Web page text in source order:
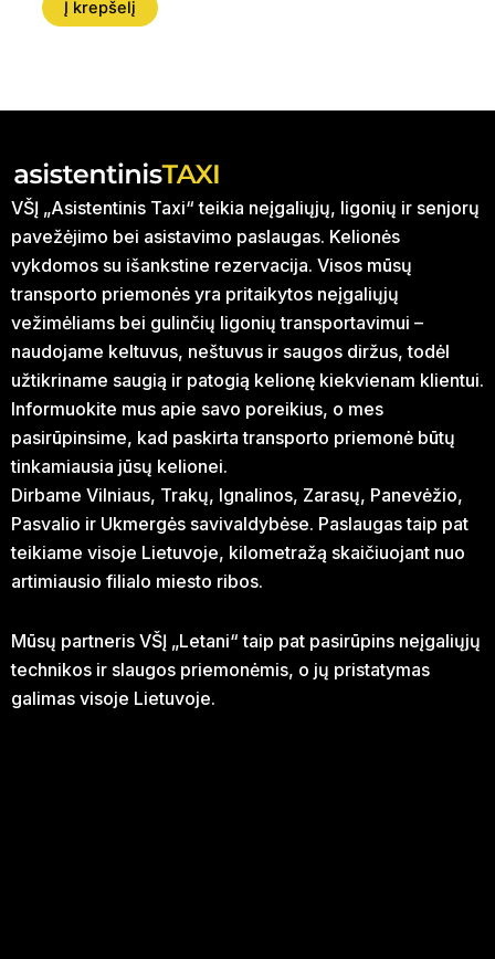
Į krepšelį
VŠĮ „Asistentinis Taxi“ teikia neįgaliųjų, ligonių ir senjorų
pavežėjimo bei asistavimo paslaugas. Kelionės
vykdomos su išankstine rezervacija. Visos mūsų
transporto priemonės yra pritaikytos neįgaliųjų
vežimėliams bei gulinčių ligonių transportavimui –
naudojame keltuvus, neštuvus ir saugos diržus, todėl
užtikriname saugią ir patogią kelionę kiekvienam klientui.
Informuokite mus apie savo poreikius, o mes
pasirūpinsime, kad paskirta transporto priemonė būtų
tinkamiausia jūsų kelionei.
Dirbame Vilniaus, Trakų, Ignalinos, Zarasų, Panevėžio,
Pasvalio ir Ukmergės savivaldybėse. Paslaugas taip pat
teikiame visoje Lietuvoje, kilometražą skaičiuojant nuo
artimiausio filialo miesto ribos.
Mūsų partneris VŠĮ „Letani“ taip pat pasirūpins neįgaliųjų
technikos ir slaugos priemonėmis, o jų pristatymas
galimas visoje Lietuvoje.